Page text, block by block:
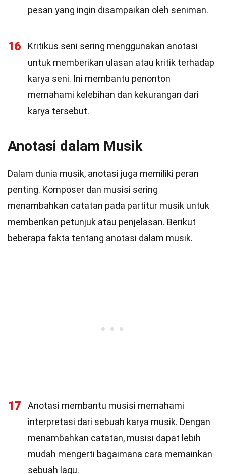
pesan yang ingin disampaikan oleh seniman.
16
Kritikus seni sering menggunakan anotasi
untuk memberikan ulasan atau kritik terhadap
karya seni. Ini membantu penonton
memahami kelebihan dan kekurangan dari
karya tersebut.
Anotasi dalam Musik
Dalam dunia musik, anotasi juga memiliki peran
penting. Komposer dan musisi sering
menambahkan catatan pada partitur musik untuk
memberikan petunjuk atau penjelasan. Berikut
beberapa fakta tentang anotasi dalam musik.
17
Anotasi membantu musisi memahami
interpretasi dari sebuah karya musik. Dengan
menambahkan catatan, musisi dapat lebih
mudah mengerti bagaimana cara memainkan
sebuah lagu.